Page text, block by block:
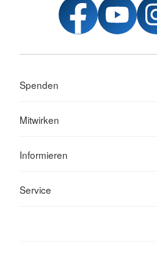
Spenden
Mitwirken
Informieren
Service